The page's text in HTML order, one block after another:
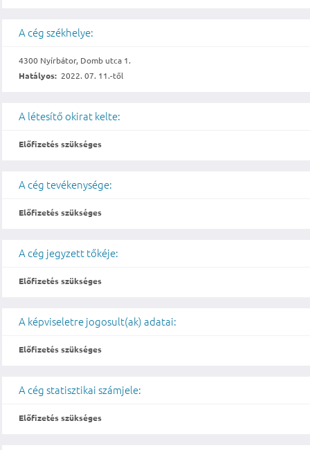
A cég székhelye:
4300 Nyírbátor, Domb utca 1.
Hatályos: 2022. 07. 11.-től
A létesítő okirat kelte:
Előfizetés szükséges
A cég tevékenysége:
Előfizetés szükséges
A cég jegyzett tőkéje:
Előfizetés szükséges
A képviseletre jogosult(ak) adatai:
Előfizetés szükséges
A cég statisztikai számjele:
Előfizetés szükséges